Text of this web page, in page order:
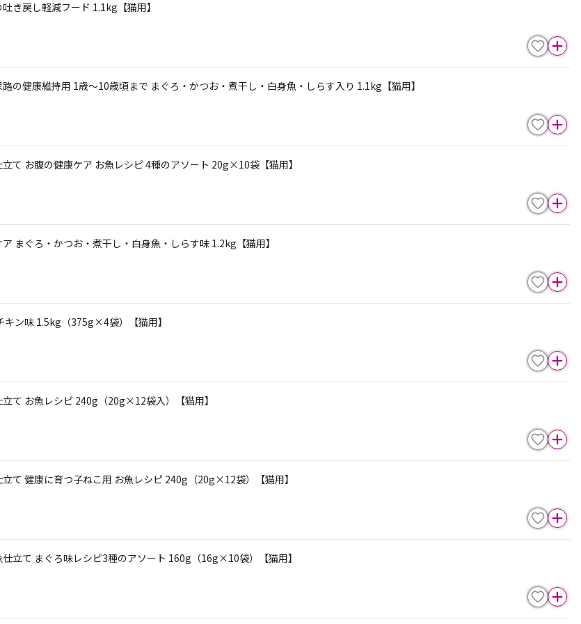
き戻し軽減フード 1.1kg【猫用】
の健康維持用 1歳～10歳頃まで まぐろ・かつお・煮干し・白身魚・しらす入り 1.1kg【猫用】
て お腹の健康ケア お魚レシピ 4種のアソート 20g×10袋【猫用】
まぐろ・かつお・煮干し・白身魚・しらす味 1.2kg【猫用】
ン味 1.5kg（375g×4袋）【猫用】
て お魚レシピ 240g（20g×12袋入）【猫用】
て 健康に育つ子ねこ用 お魚レシピ 240g（20g×12袋）【猫用】
立て まぐろ味レシピ3種のアソート 160g（16g×10袋）【猫用】